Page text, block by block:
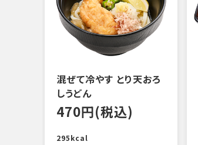
混ぜて冷やす とり天おろ
しうどん
470円(税込)
295kcal